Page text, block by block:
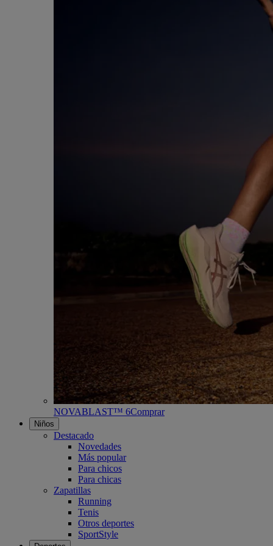
NOVABLAST™ 6Comprar
Niños
Destacado
Novedades
Más popular
Para chicos
Para chicas
Zapatillas
Running
Tenis
Otros deportes
SportStyle